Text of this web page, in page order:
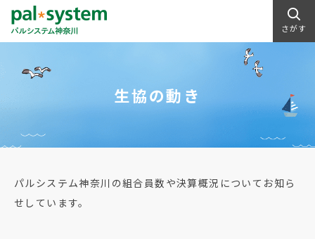
さがす
生協の動き
パルシステム神奈川の組合員数や決算概況についてお知ら
せしています。